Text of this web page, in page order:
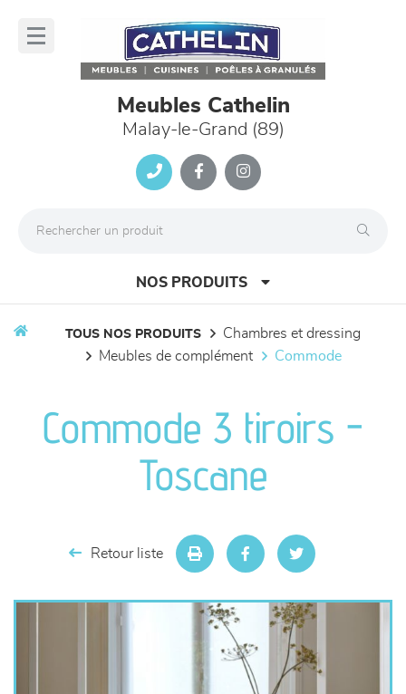
Meubles Cathelin
Malay-le-Grand (89)
NOS PRODUITS
séjours
meubles de complément
TOUS NOS PRODUITS
chambres et dressing
meubles de complément
commode
Commode 3 tiroirs -
Toscane
Retour liste